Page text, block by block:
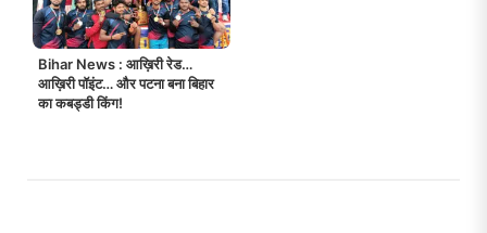
Bihar News : आख़िरी रेड…
आख़िरी पॉइंट… और पटना बना बिहार
का कबड्डी किंग!